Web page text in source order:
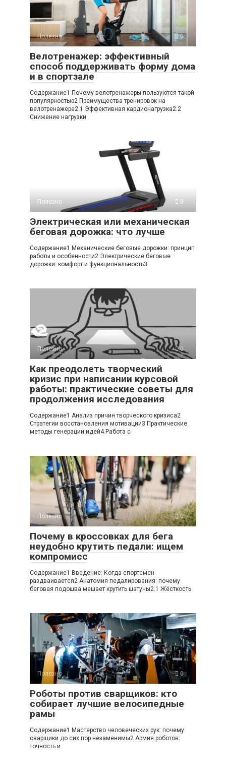
Полезно 0
Велотренажер: эффективный
способ поддерживать форму дома
и в спортзале
Содержание1 Почему велотренажеры пользуются такой
популярностью2 Преимущества тренировок на
велотренажере2.1 Эффективная кардионагрузка2.2
Снижение нагрузки
Полезно 0
Электрическая или механическая
беговая дорожка: что лучше
Содержание1 Механические беговые дорожки: принцип
работы и особенности2 Электрические беговые
дорожки: комфорт и функциональность3
Полезно 0
Как преодолеть творческий
кризис при написании курсовой
работы: практические советы для
продолжения исследования
Содержание1 Анализ причин творческого кризиса2
Стратегии восстановления мотивации3 Практические
методы генерации идей4 Работа с
Полезно 0
Почему в кроссовках для бега
неудобно крутить педали: ищем
компромисс
Содержание1 Введение: Когда спортсмен
раздваивается2 Анатомия педалирования: почему
беговая подошва мешает крутить шатуны2.1 Жёсткость
Полезно 0
Роботы против сварщиков: кто
собирает лучшие велосипедные
рамы
Содержание1 Мастерство человеческих рук: почему
сварщики до сих пор незаменимы2 Армия роботов:
точность и